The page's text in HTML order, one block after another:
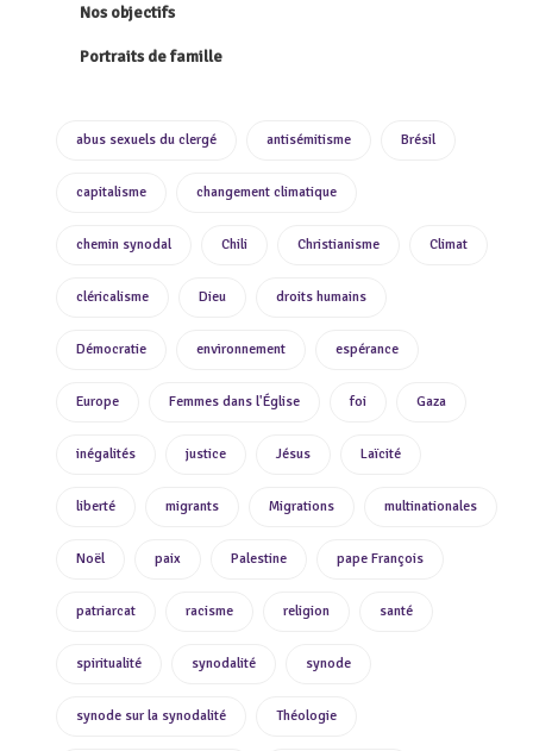
Nos objectifs
Portraits de famille
abus sexuels du clergé antisémitisme Brésil
capitalisme changement climatique
chemin synodal Chili Christianisme Climat
cléricalisme Dieu droits humains
Démocratie environnement espérance
Europe Femmes dans l'Église foi Gaza
inégalités justice Jésus Laïcité
liberté migrants Migrations multinationales
Noël paix Palestine pape François
patriarcat racisme religion santé
spiritualité synodalité synode
synode sur la synodalité Théologie